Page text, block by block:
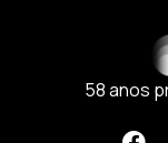
58 anos